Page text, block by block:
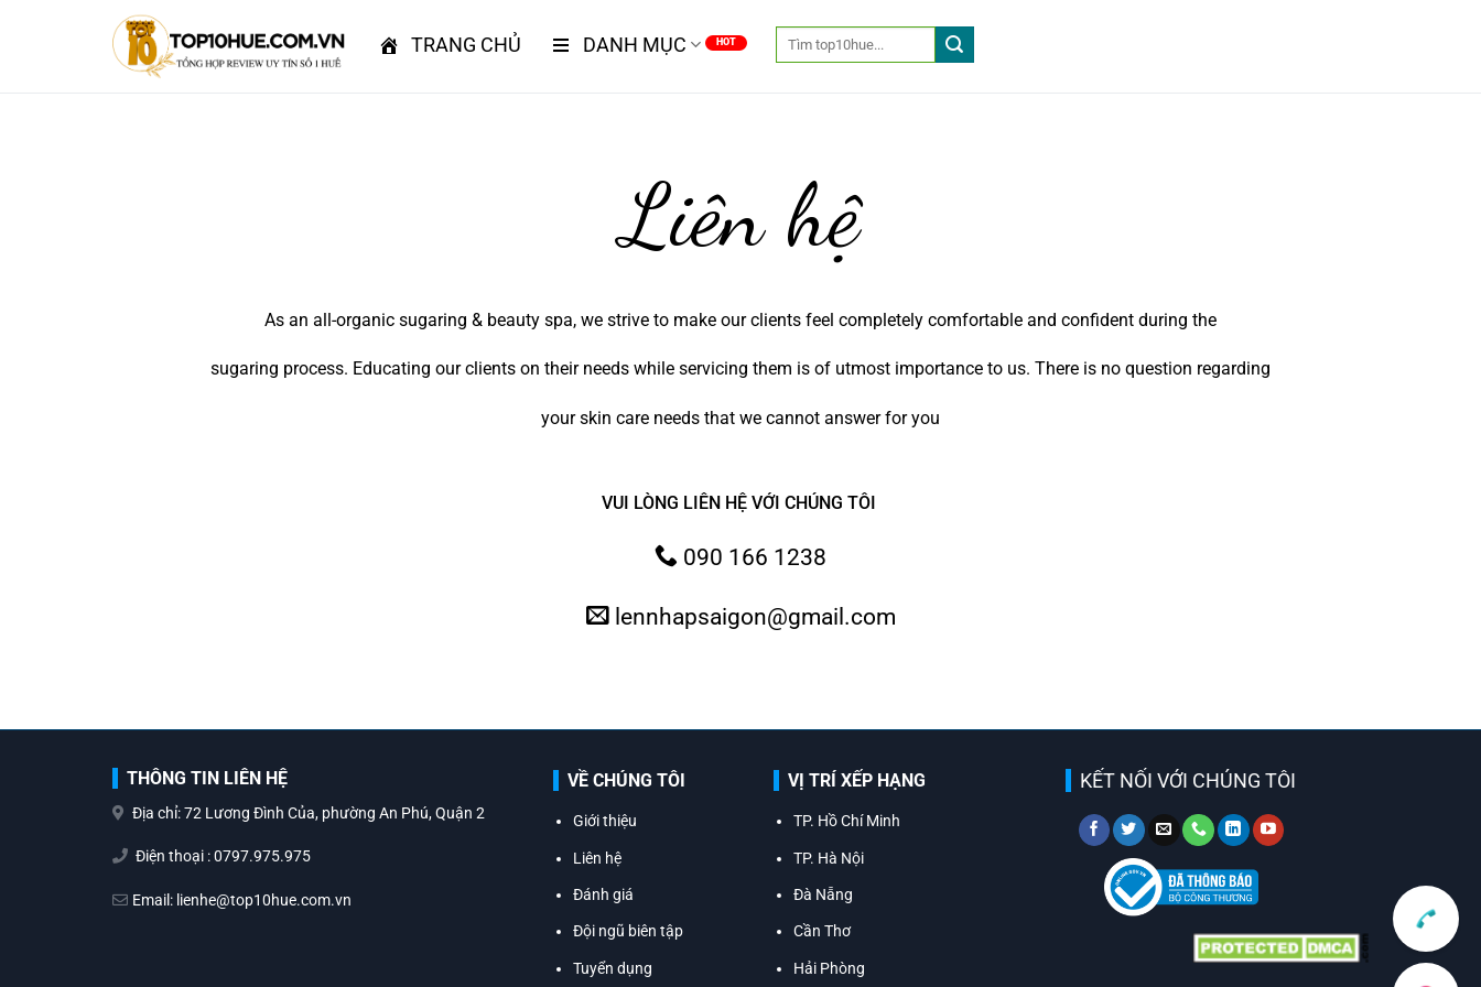
TRANG CHỦ DANH MỤC
Liên hệ
As an all-organic sugaring & beauty spa, we strive to make our clients feel completely comfortable and confident during the
sugaring process. Educating our clients on their needs while servicing them is of utmost importance to us. There is no question regarding
your skin care needs that we cannot answer for you
VUI LÒNG LIÊN HỆ VỚI CHÚNG TÔI
090 166 1238
lennhapsaigon@gmail.com
THÔNG TIN LIÊN HỆ
Địa chỉ: 72 Lương Đình Của, phường An Phú, Quận 2
Điện thoại : 0797.975.975
Email: lienhe@top10hue.com.vn
VỀ CHÚNG TÔI
Giới thiệu
Liên hệ
Đánh giá
Đội ngũ biên tập
Tuyển dụng
VỊ TRÍ XẾP HẠNG
TP. Hồ Chí Minh
TP. Hà Nội
Đà Nẵng
Cần Thơ
Hải Phòng
KẾT NỐI VỚI CHÚNG TÔI